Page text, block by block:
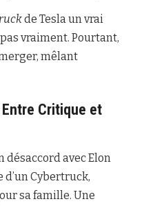
de Tesla un vrai
vraiment. Pourtant,
mêlant
Entre Critique et
désaccord avec Elon
d’un Cybertruck,
sa famille. Une